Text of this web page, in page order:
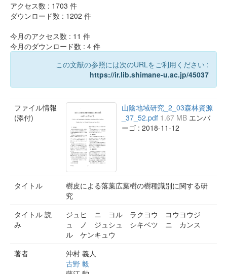
アクセス数 : 1703 件
ダウンロード数 : 1202 件
今月のアクセス数 : 11 件
今月のダウンロード数 : 4 件
この文献の参照には次のURLをご利用ください :
https://ir.lib.shimane-u.ac.jp/45037
ファイル情報
(添付)
山陰地域研究_2_03森林資源
_37_52.pdf 1.67 MB エンバ
ーゴ : 2018-11-12
タイトル
樹皮による落葉広葉樹の樹種識別に関する研
究
タイトル 読
み
ジュヒ ニ ヨル ラクヨウ コウヨウジ
ュ ノ ジュシュ シキベツ ニ カンス
ル ケンキュウ
著者
沖村 義人
古野 毅